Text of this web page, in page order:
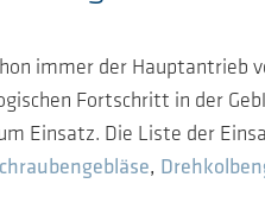
immer der Hauptantrieb
Fortschritt in der
Einsatz. Die Liste der
,